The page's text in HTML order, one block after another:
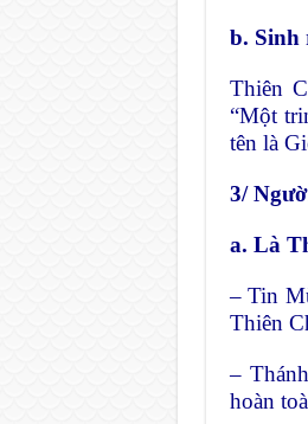
b. Sinh
Thiên
“Một
tên là
3/
a. Là
– Tin
Thiên
–
hoàn